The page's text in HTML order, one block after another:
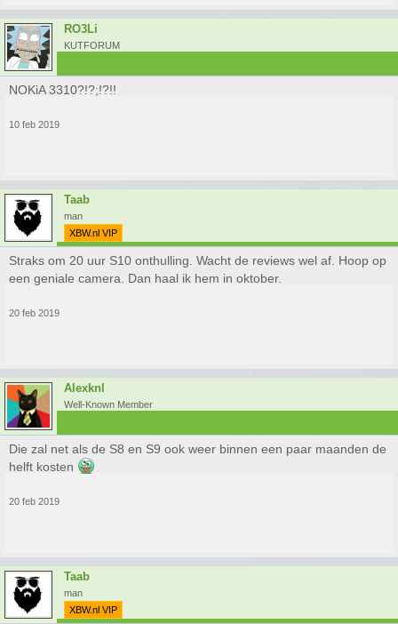
RO3Li
KUTFORUM
NOKiA 3310?!?;!?!!
10 feb 2019
Taab
man
XBW.nl VIP
Straks om 20 uur S10 onthulling. Wacht de reviews wel af. Hoop op
een geniale camera. Dan haal ik hem in oktober.
20 feb 2019
Alexknl
Well-Known Member
Die zal net als de S8 en S9 ook weer binnen een paar maanden de
helft kosten
20 feb 2019
Taab
man
XBW.nl VIP